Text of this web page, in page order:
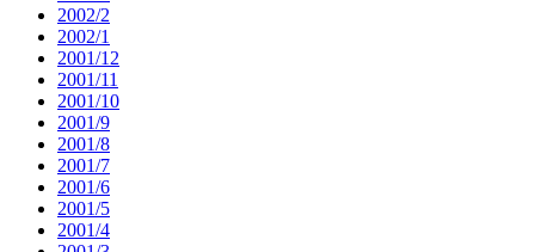
2002/2
2002/1
2001/12
2001/11
2001/10
2001/9
2001/8
2001/7
2001/6
2001/5
2001/4